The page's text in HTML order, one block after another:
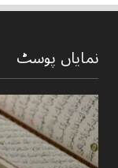
نمایاں پوسٹ